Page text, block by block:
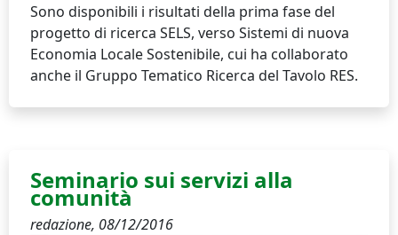
Sono disponibili i risultati della prima fase del
progetto di ricerca SELS, verso Sistemi di nuova
Economia Locale Sostenibile, cui ha collaborato
anche il Gruppo Tematico Ricerca del Tavolo RES.
Seminario sui servizi alla
comunità
redazione, 08/12/2016